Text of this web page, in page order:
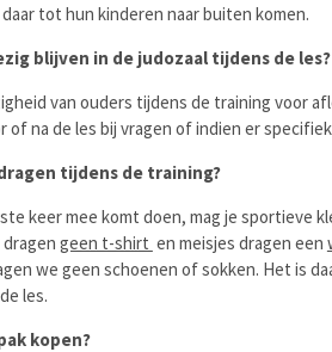
tot hun kinderen naar buiten komen.
blijven in de judozaal tijdens de les?
van ouders tijdens de training voor
of na de les bij vragen of indien er
tijdens de training?
keer mee komt doen, mag je sportieve
geen t-shirt en meisjes dragen een
we geen schoenen of sokken. Het is
les.
kopen?